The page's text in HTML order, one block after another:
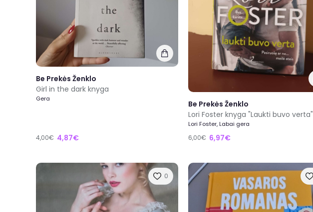
Be Prekės Ženklo
Girl in the dark knyga
Gera
4,00€ 4,87€
Be Prekės Ženklo
Lori Foster knyga "Laukti buvo verta"
Lori Foster, Labai gera
6,00€ 6,97€
0